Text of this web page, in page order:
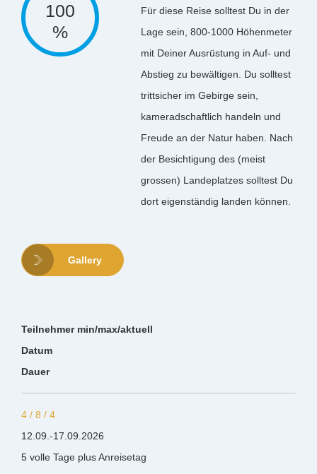
100
%
Für diese Reise solltest Du in der
Lage sein, 800-1000 Höhenmeter
mit Deiner Ausrüstung in Auf- und
Abstieg zu bewältigen. Du solltest
trittsicher im Gebirge sein,
kameradschaftlich handeln und
Freude an der Natur haben. Nach
der Besichtigung des (meist
grossen) Landeplatzes solltest Du
dort eigenständig landen können.
Gallery
Teilnehmer min/max/aktuell
Datum
Dauer
4 / 8 / 4
12.09.-17.09.2026
5 volle Tage plus Anreisetag